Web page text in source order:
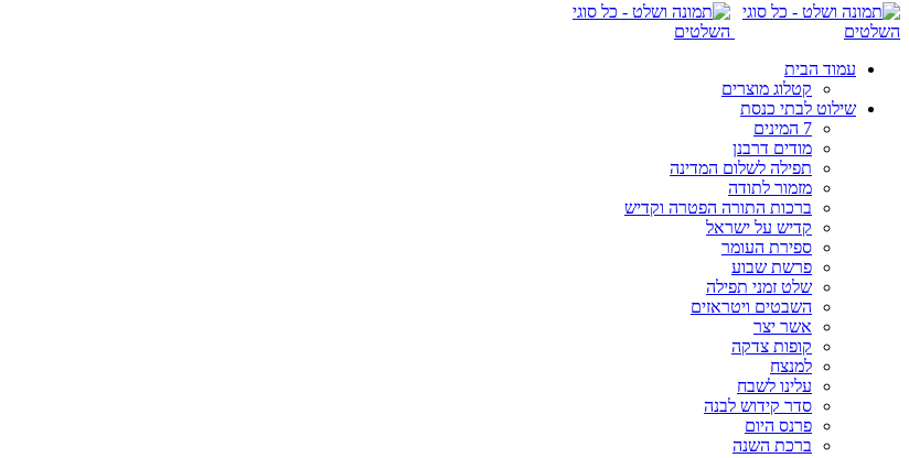
עמוד הבית
קטלוג מוצרים
שילוט לבתי כנסת
7 המינים
מודים דרבנן
תפילה לשלום המדינה
מזמור לתודה
ברכות התורה הפטרה וקדיש
קדיש על ישראל
ספירת העומר
פרשת שבוע
שלט זמני תפילה
השבטים ויטראזים
אשר יצר
קופות צדקה
למנצח
עלינו לשבח
סדר קידוש לבנה
פרנס היום
ברכת השנה